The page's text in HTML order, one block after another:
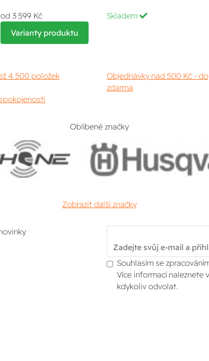
od 3 599 Kč
Skladem
Varianty produktu
4 500 položek
Objednávky nad 500 Kč -
zdarma
Oblíbené značky
Zobrazit další značky
Souhlasím se
Více informací naleznete
kdykoliv odvolat.